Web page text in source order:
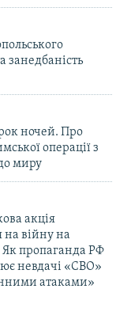
занедбаність
ночей. Про
операції з
миру
акція
на війну на
пропаганда РФ
невдачі «СВО»
атаками»